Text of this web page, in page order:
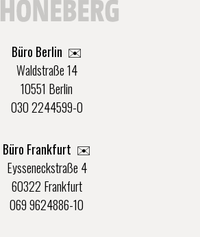
Büro Berlin ✉️
Waldstraße 14
10551 Berlin
030 2244599-0
Büro Frankfurt ✉️
Eysseneckstraße 4
60322 Frankfurt
069 9624886-10